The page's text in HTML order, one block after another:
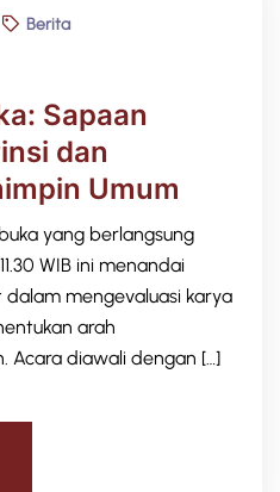
Berita
Sapaan
dan
Umum
yang berlangsung
WIB ini menandai
mengevaluasi karya
arah
Acara diawali dengan […]